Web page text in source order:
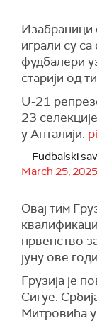
Изабраници
играли су са
фудбалери
старији од
U-21
23
у Анталији.
— Fudbalski
March 25, 2025
Овај тим
првенство
јуну ове
Грузија је
Сигуе.
Митровића